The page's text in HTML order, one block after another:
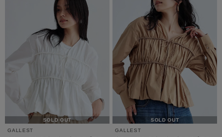
SOLD OUT
GALLEST
SOLD OUT
GALLEST